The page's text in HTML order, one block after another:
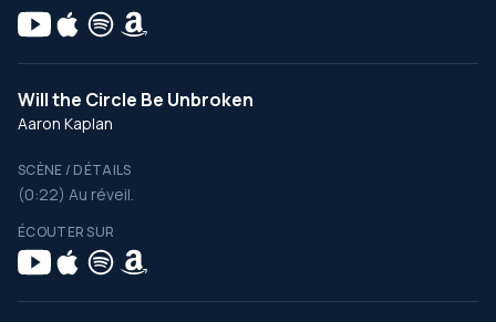
Will the Circle Be Unbroken
Aaron Kaplan
SCÈNE / DÉTAILS
(0:22) Au réveil.
ÉCOUTER SUR